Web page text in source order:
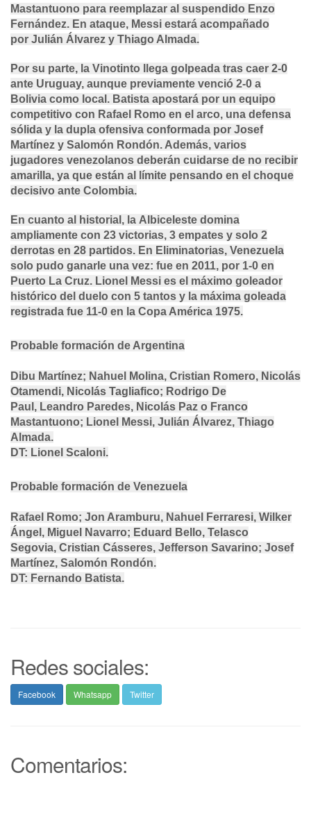
Mastantuono para reemplazar al suspendido Enzo
Fernández. En ataque, Messi estará acompañado
por Julián Álvarez y Thiago Almada.
Por su parte, la Vinotinto llega golpeada tras caer 2-0
ante Uruguay, aunque previamente venció 2-0 a
Bolivia como local. Batista apostará por un equipo
competitivo con Rafael Romo en el arco, una defensa
sólida y la dupla ofensiva conformada por Josef
Martínez y Salomón Rondón. Además, varios
jugadores venezolanos deberán cuidarse de no recibir
amarilla, ya que están al límite pensando en el choque
decisivo ante Colombia.
En cuanto al historial, la Albiceleste domina
ampliamente con 23 victorias, 3 empates y solo 2
derrotas en 28 partidos. En Eliminatorias, Venezuela
solo pudo ganarle una vez: fue en 2011, por 1-0 en
Puerto La Cruz. Lionel Messi es el máximo goleador
histórico del duelo con 5 tantos y la máxima goleada
registrada fue 11-0 en la Copa América 1975.
Probable formación de Argentina
Dibu Martínez; Nahuel Molina, Cristian Romero, Nicolás
Otamendi, Nicolás Tagliafico; Rodrigo De
Paul , Leandro Paredes, Nicolás Paz o Franco
Mastantuono; Lionel Messi, Julián Álvarez, Thiago
Almada.
DT: Lionel Scaloni.
Probable formación de Venezuela
Rafael Romo; Jon Aramburu, Nahuel Ferraresi, Wilker
Ángel , Miguel Navarro; Eduard Bello, Telasco
Segovia, Cristian Cásseres, Jefferson Savarino; Josef
Martínez, Salomón Rondón.
DT: Fernando Batista.
Redes sociales:
Facebook Whatsapp Twitter
Comentarios: